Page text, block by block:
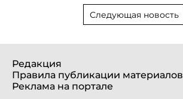
Следующая новость
Редакция
Правила публикации материалов
Реклама на портале